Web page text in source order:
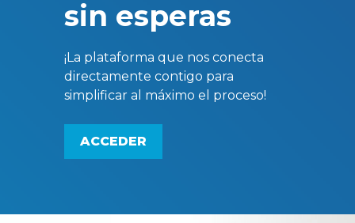
sin esperas
¡La plataforma que nos conecta
directamente contigo para
simplificar al máximo el proceso!
ACCEDER